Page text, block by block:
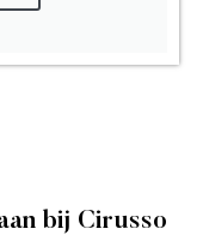
bij Cirusso